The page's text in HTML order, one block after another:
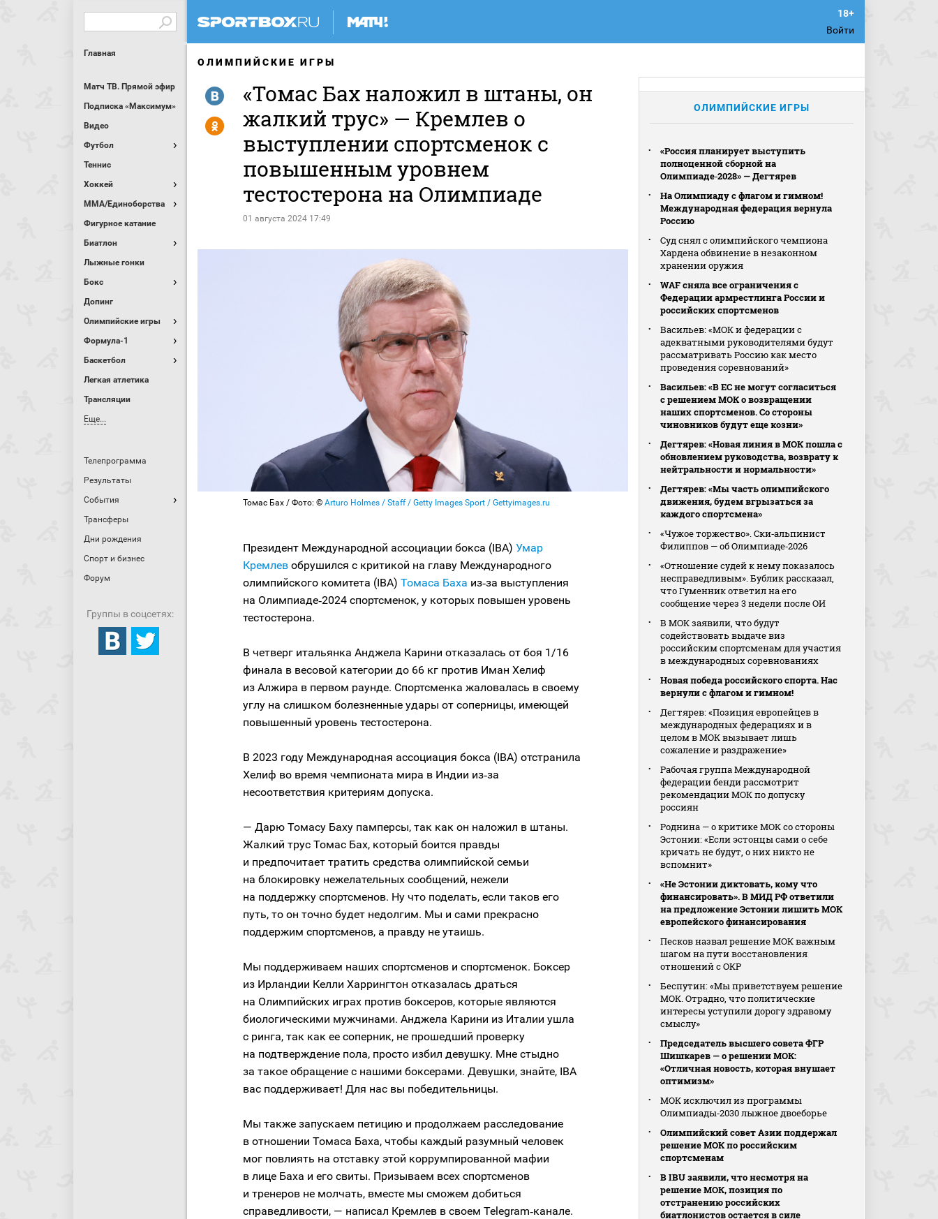
Войти
Главная
Матч ТВ. Прямой эфир
Подписка «Максимум»
Видео
Футбол
Теннис
Хоккей
MMA/Единоборства
Фигурное катание
Биатлон
Лыжные гонки
Бокс
Допинг
Олимпийские игры
Формула-1
Баскетбол
Легкая атлетика
Трансляции
Еще...
Телепрограмма
Результаты
События
Трансферы
Дни рождения
Спорт и бизнес
Форум
Группы в соцсетях:
ОЛИМПИЙСКИЕ ИГРЫ
«Томас Бах наложил в штаны, он
жалкий трус» — Кремлев о
выступлении спортсменок с
повышенным уровнем
тестостерона на Олимпиаде
01 августа 2024 17:49
R
Y
Томас Бах / Фото: © Arturo Holmes / Staff / Getty Images Sport / Gettyimages.ru
Президент Международной ассоциации бокса (IBA) Умар
Кремлев обрушился с критикой на главу Международного
олимпийского комитета (IBA) Томаса Баха из‑за выступления
на Олимпиаде‑2024 спортсменок, у которых повышен уровень
тестостерона.
В четверг итальянка Анджела Карини отказалась от боя 1/16
финала в весовой категории до 66 кг против Иман Хелиф
из Алжира в первом раунде. Спортсменка жаловалась в своему
углу на слишком болезненные удары от соперницы, имеющей
повышенный уровень тестостерона.
В 2023 году Международная ассоциация бокса (IBA) отстранила
Хелиф во время чемпионата мира в Индии из‑за
несоответствия критериям допуска.
— Дарю Томасу Баху памперсы, так как он наложил в штаны.
Жалкий трус Томас Бах, который боится правды
и предпочитает тратить средства олимпийской семьи
на блокировку нежелательных сообщений, нежели
на поддержку спортсменов. Ну что поделать, если таков его
путь, то он точно будет недолгим. Мы и сами прекрасно
поддержим спортсменов, а правду не утаишь.
Мы поддерживаем наших спортсменов и спортсменок. Боксер
из Ирландии Келли Харрингтон отказалась драться
на Олимпийских играх против боксеров, которые являются
биологическими мужчинами. Анджела Карини из Италии ушла
с ринга, так как ее соперник, не прошедший проверку
на подтверждение пола, просто избил девушку. Мне стыдно
за такое обращение с нашими боксерами. Девушки, знайте, IBA
вас поддерживает! Для нас вы победительницы.
Мы также запускаем петицию и продолжаем расследование
в отношении Томаса Баха, чтобы каждый разумный человек
мог повлиять на отставку этой коррумпированной мафии
в лице Баха и его свиты. Призываем всех спортсменов
и тренеров не молчать, вместе мы сможем добиться
справедливости, — написал Кремлев в своем Telegram‑канале.
ОЛИМПИЙСКИЕ ИГРЫ
«Россия планирует выступить
полноценной сборной на
Олимпиаде‑2028» — Дегтярев
На Олимпиаду с флагом и гимном!
Международная федерация вернула
Россию
Суд снял с олимпийского чемпиона
Хардена обвинение в незаконном
хранении оружия
WAF сняла все ограничения с
Федерации армрестлинга России и
российских спортсменов
Васильев: «МОК и федерации с
адекватными руководителями будут
рассматривать Россию как место
проведения соревнований»
Васильев: «В ЕС не могут согласиться
с решением МОК о возвращении
наших спортсменов. Со стороны
чиновников будут еще козни»
Дегтярев: «Новая линия в МОК пошла с
обновлением руководства, возврату к
нейтральности и нормальности»
Дегтярев: «Мы часть олимпийского
движения, будем вгрызаться за
каждого спортсмена»
«Чужое торжество». Ски‑альпинист
Филиппов — об Олимпиаде‑2026
«Отношение судей к нему показалось
несправедливым». Бублик рассказал,
что Гуменник ответил на его
сообщение через 3 недели после ОИ
В МОК заявили, что будут
содействовать выдаче виз
российским спортсменам для участия
в международных соревнованиях
Новая победа российского спорта. Нас
вернули с флагом и гимном!
Дегтярев: «Позиция европейцев в
международных федерациях и в
целом в МОК вызывает лишь
сожаление и раздражение»
Рабочая группа Международной
федерации бенди рассмотрит
рекомендации МОК по допуску
россиян
Роднина — о критике МОК со стороны
Эстонии: «Если эстонцы сами о себе
кричать не будут, о них никто не
вспомнит»
«Не Эстонии диктовать, кому что
финансировать». В МИД РФ ответили
на предложение Эстонии лишить МОК
европейского финансирования
Песков назвал решение МОК важным
шагом на пути восстановления
отношений с ОКР
Беспутин: «Мы приветствуем решение
МОК. Отрадно, что политические
интересы уступили дорогу здравому
смыслу»
Председатель высшего совета ФГР
Шишкарев — о решении МОК:
«Отличная новость, которая внушает
оптимизм»
МОК исключил из программы
Олимпиады‑2030 лыжное двоеборье
Олимпийский совет Азии поддержал
решение МОК по российским
спортсменам
В IBU заявили, что несмотря на
решение МОК, позиция по
отстранению российских
биатлонистов остается в силе